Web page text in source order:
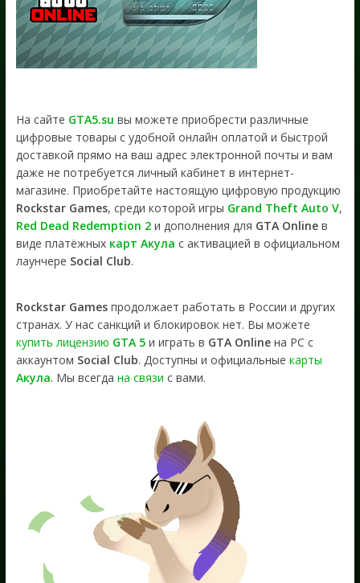
На сайте GTA5.su вы можете приобрести различные
цифровые товары с удобной онлайн оплатой и быстрой
доставкой прямо на ваш адрес электронной почты и вам
даже не потребуется личный кабинет в интернет-
магазине. Приобретайте настоящую цифровую продукцию
Rockstar Games, среди которой игры Grand Theft Auto V,
Red Dead Redemption 2и дополнения для GTA Onlineв
виде платёжных карт Акула с активацией в официальном
лаунчере Social Club.
Rockstar Gamesпродолжает работать в России и других
странах. У нас санкций и блокировок нет. Вы можете
купить лицензию GTA 5и играть в GTA Onlineна PC с
аккаунтом Social Club. Доступны и официальные карты
Акула. Мы всегда на связи с вами.